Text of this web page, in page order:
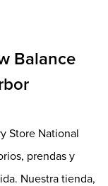
Balance
Store National
prendas y
Nuestra tienda,